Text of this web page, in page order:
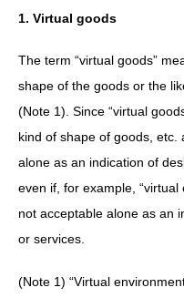
1. Virtual goods
The term “virtual goods”
shape of the goods or the
(Note 1). Since “virtual
kind of shape of goods,
alone as an indication of
even if, for example,
not acceptable alone as an
or services.
(Note 1) “Virtual